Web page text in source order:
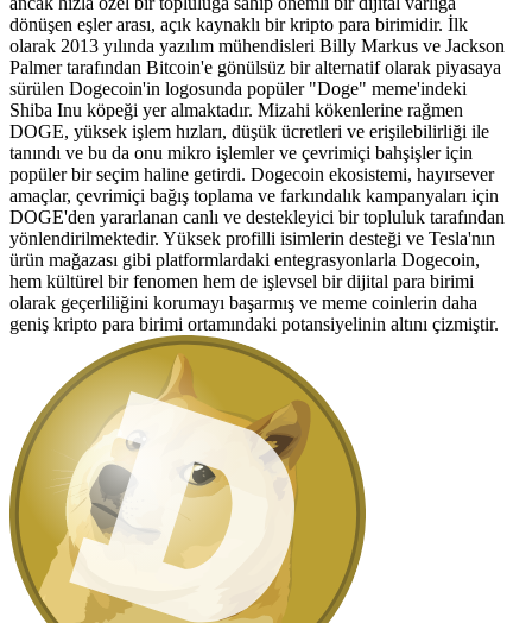
dönüşen eşler arası, açık kaynaklı bir kripto para birimidir. İlk
olarak 2013 yılında yazılım mühendisleri Billy Markus ve Jackson
Palmer tarafından Bitcoin'e gönülsüz bir alternatif olarak piyasaya
sürülen Dogecoin'in logosunda popüler "Doge" meme'indeki
Shiba Inu köpeği yer almaktadır. Mizahi kökenlerine rağmen
DOGE, yüksek işlem hızları, düşük ücretleri ve erişilebilirliği ile
tanındı ve bu da onu mikro işlemler ve çevrimiçi bahşişler için
popüler bir seçim haline getirdi. Dogecoin ekosistemi, hayırsever
amaçlar, çevrimiçi bağış toplama ve farkındalık kampanyaları için
DOGE'den yararlanan canlı ve destekleyici bir topluluk tarafından
yönlendirilmektedir. Yüksek profilli isimlerin desteği ve Tesla'nın
ürün mağazası gibi platformlardaki entegrasyonlarla Dogecoin,
hem kültürel bir fenomen hem de işlevsel bir dijital para birimi
olarak geçerliliğini korumayı başarmış ve meme coinlerin daha
geniş kripto para birimi ortamındaki potansiyelinin altını çizmiştir.